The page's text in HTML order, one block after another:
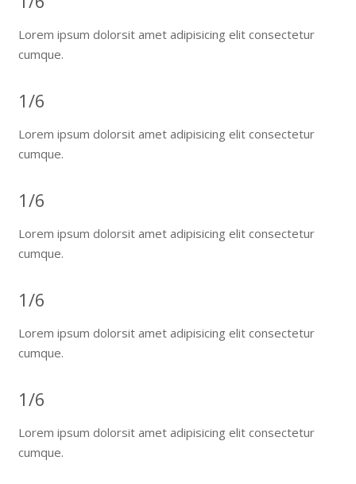
Lorem ipsum dolorsit amet adipisicing elit consectetur
cumque.
1/6
Lorem ipsum dolorsit amet adipisicing elit consectetur
cumque.
1/6
Lorem ipsum dolorsit amet adipisicing elit consectetur
cumque.
1/6
Lorem ipsum dolorsit amet adipisicing elit consectetur
cumque.
1/6
Lorem ipsum dolorsit amet adipisicing elit consectetur
cumque.